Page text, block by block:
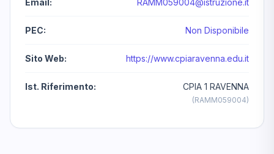
Email: RAMM059004@istruzione.it
PEC: Non Disponibile
Sito Web: https://www.cpiaravenna.edu.it
Ist. Riferimento: CPIA 1 RAVENNA
(RAMM059004)